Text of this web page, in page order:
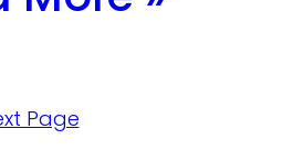
Page